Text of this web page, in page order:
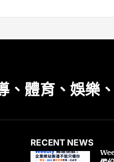
體育、娛樂、
RECENT NEWS